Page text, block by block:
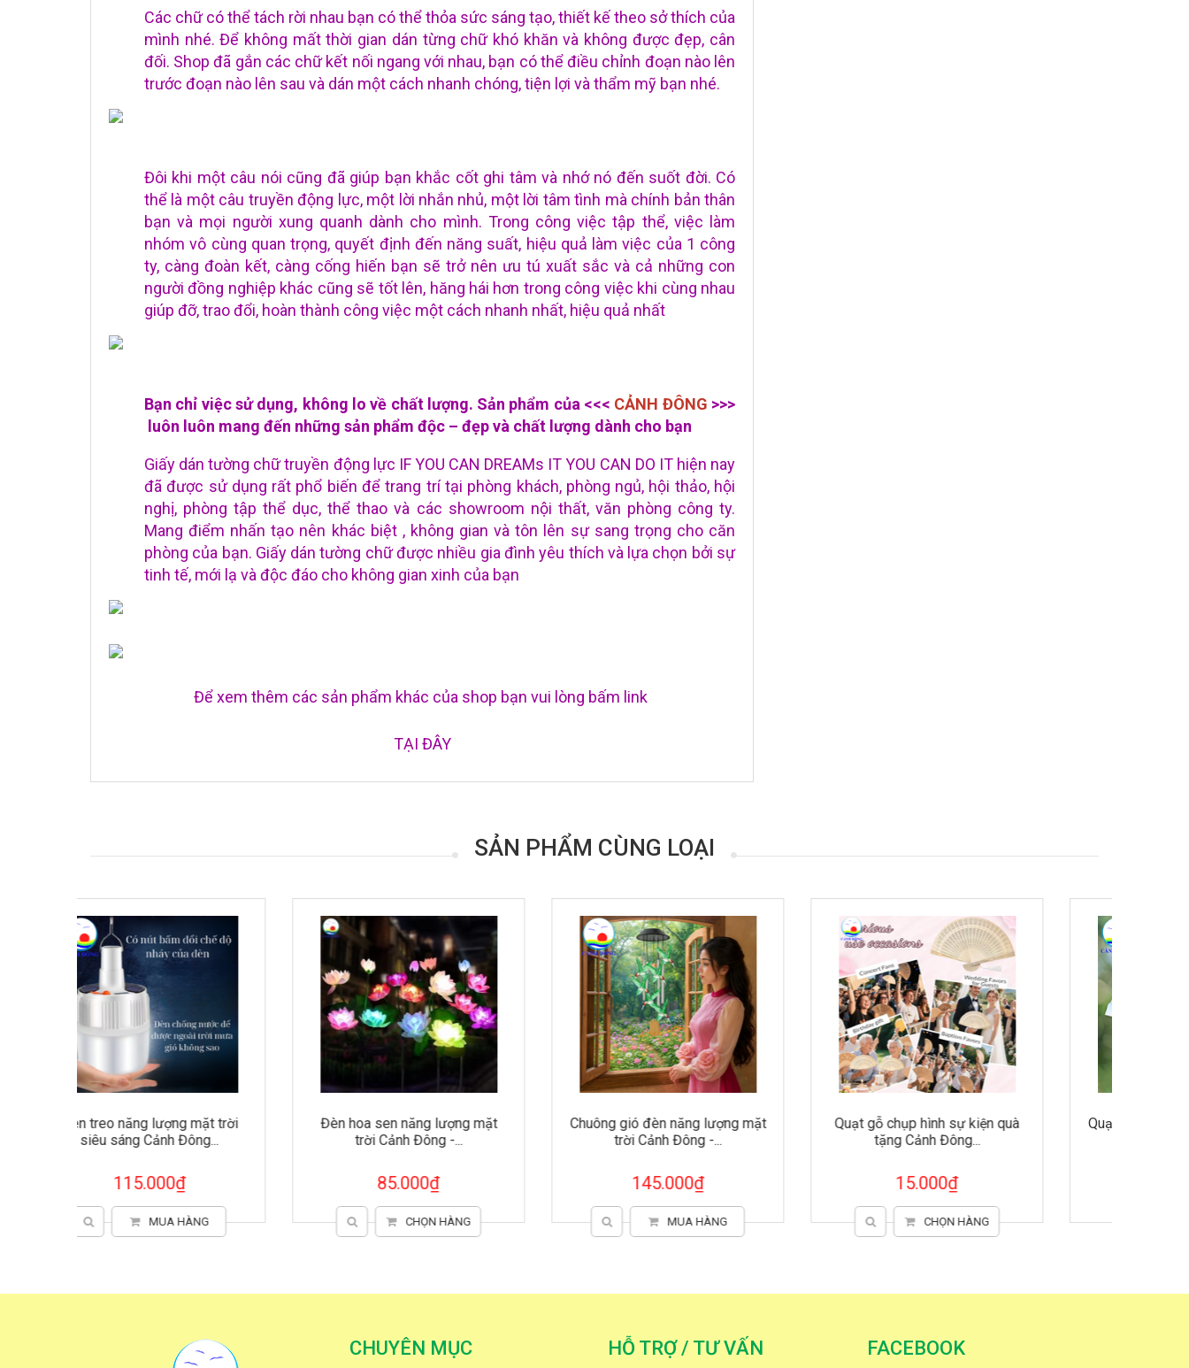
Các chữ có thể tách rời nhau bạn có thể thỏa sức sáng tạo, thiết kế theo sở thích của
mình nhé. Để không mất thời gian dán từng chữ khó khăn và không được đẹp, cân
đối. Shop đã gắn các chữ kết nối ngang với nhau, bạn có thể điều chỉnh đoạn nào lên
trước đoạn nào lên sau và dán một cách nhanh chóng, tiện lợi và thẩm mỹ bạn nhé.
Đôi khi một câu nói cũng đã giúp bạn khắc cốt ghi tâm và nhớ nó đến suốt đời. Có
thể là một câu truyền động lực, một lời nhắn nhủ, một lời tâm tình mà chính bản thân
bạn và mọi người xung quanh dành cho mình. Trong công việc tập thể, việc làm
nhóm vô cùng quan trọng, quyết định đến năng suất, hiệu quả làm việc của 1 công
ty, càng đoàn kết, càng cống hiến bạn sẽ trở nên ưu tú xuất sắc và cả những con
người đồng nghiệp khác cũng sẽ tốt lên, hăng hái hơn trong công việc khi cùng nhau
giúp đỡ, trao đổi, hoàn thành công việc một cách nhanh nhất, hiệu quả nhất
Bạn chỉ việc sử dụng, không lo về chất lượng. Sản phẩm của <<< CẢNH ĐÔNG >>>
luôn luôn mang đến những sản phẩm độc – đẹp và chất lượng dành cho bạn
Giấy dán tường chữ truyền động lực IF YOU CAN DREAMs IT YOU CAN DO IT hiện nay
đã được sử dụng rất phổ biến để trang trí tại phòng khách, phòng ngủ, hội thảo, hội
nghị, phòng tập thể dục, thể thao và các showroom nội thất, văn phòng công ty.
Mang điểm nhấn tạo nên khác biệt , không gian và tôn lên sự sang trọng cho căn
phòng của bạn. Giấy dán tường chữ được nhiều gia đình yêu thích và lựa chọn bởi sự
tinh tế, mới lạ và độc đáo cho không gian xinh của bạn
Để xem thêm các sản phẩm khác của shop bạn vui lòng bấm link
TẠI ĐÂY
SẢN PHẨM CÙNG LOẠI
Đèn hoa sen năng lượng mặt
trời Cảnh Đông -...
85.000₫
CHỌN HÀNG
Chuông gió đèn năng lượng mặt
trời Cảnh Đông -...
145.000₫
MUA HÀNG
Quạt gỗ chụp hình sự kiện quà
tặng Cảnh Đông...
15.000₫
CHỌN HÀNG
Quạt vải Pastel cán tre kiểu mới
Cảnh Đông -Quạt...
25.000₫
CHỌN HÀNG
CHUYÊN MỤC HỖ TRỢ / TƯ VẤN FACEBOOK